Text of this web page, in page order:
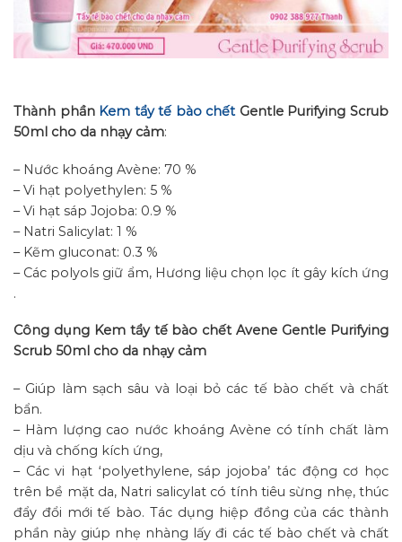
Thành phầnKem tẩy tế bào chết Gentle Purifying Scrub
50ml cho da nhạy cảm:
– Nước khoáng Avène: 70 %
– Vi hạt polyethylen: 5 %
– Vi hạt sáp Jojoba: 0.9 %
– Natri Salicylat: 1 %
– Kẽm gluconat: 0.3 %
– Các polyols giữ ẩm, Hương liệu chọn lọc ít gây kích ứng
.
Công dụng Kem tẩy tế bào chết Avene Gentle Purifying
Scrub 50ml cho da nhạy cảm
– Giúp làm sạch sâu và loại bỏ các tế bào chết và chất
bẩn.
– Hàm lượng cao nước khoáng Avène có tính chất làm
dịu và chống kích ứng,
– Các vi hạt ‘polyethylene, sáp jojoba’ tác động cơ học
trên bề mặt da, Natri salicylat có tính tiêu sừng nhẹ, thúc
đẩy đổi mới tế bào. Tác dụng hiệp đồng của các thành
phần này giúp nhẹ nhàng lấy đi các tế bào chết và chất